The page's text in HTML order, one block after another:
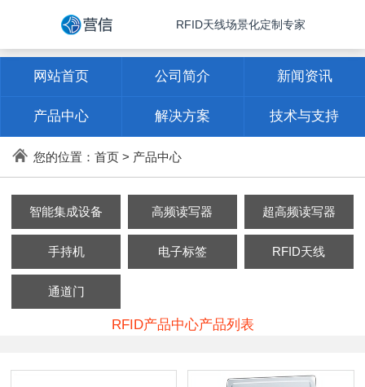
RFID天线场景化定制专家
网站首页 公司简介 新闻资讯
产品中心 解决方案 技术与支持
联系方式
您的位置： 首页> 产品中心
智能集成设备 高频读写器 超高频读写器
手持机 电子标签 RFID天线
通道门
RFID产品中心产品列表